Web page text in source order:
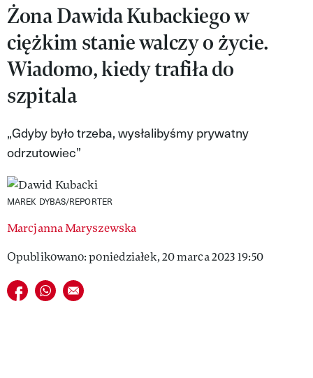
Nasze akcje
VIVA!ART
VIVA!MODA
VIVA!LIFESTYLE
VIVA!MAN
VIVA!PEOPLE POWER
VIVA!ITAKA
Żona Dawida Kubackiego w
ciężkim stanie walczy o życie.
Wiadomo, kiedy trafiła do
szpitala
„Gdyby było trzeba, wysłalibyśmy prywatny
odrzutowiec”
MAREK DYBAS/REPORTER
Marcjanna Maryszewska
Opublikowano: poniedziałek, 20 marca 2023 19:50
Udostępnij na facebook
Udostępnij na whatsapp
E-mail do przyjaciela